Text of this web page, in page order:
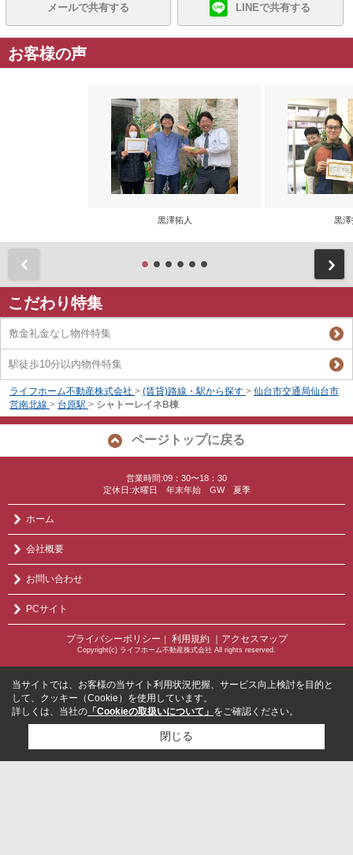
メールで共有する LINEで共有する
お客様の声
黒澤拓人 黒澤
こだわり特集
敷金礼金なし物件特集
駅徒歩10分以内物件特集
ライフホーム不動産株式会社 > (賃貸)路線・駅から探す > 仙台市交通局仙台市
営南北線 > 台原駅 > シャトーレイネB棟
ページトップに戻る
営業時間:09：30〜18：30
定休日:水曜日 年末年始 GW 夏季
ホーム
会社概要
お問い合わせ
PCサイト
プライバシーポリシー ｜ 利用規約 ｜アクセスマップ
Copyright(c) ライフホーム不動産株式会社 All rights reserved.
当サイトでは、お客様の当サイト利用状況把握、サービス向上検討を目的と
して、クッキー（Cookie）を使用しています。
詳しくは、当社の 「Cookieの取扱いについて」 をご確認ください。
閉じる